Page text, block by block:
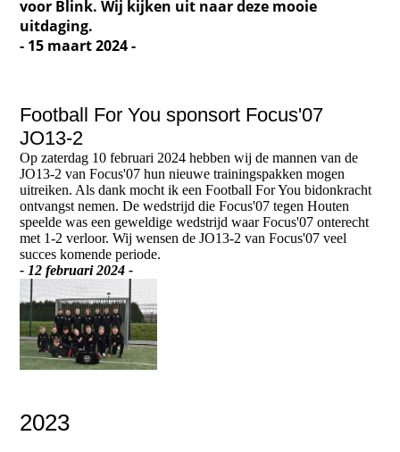
voor Blink. Wij kijken uit naar deze mooie
uitdaging.
- 15 maart 2024 -
Football For You sponsort Focus'07
JO13-2
Op zaterdag 10 februari 2024 hebben wij de mannen van de
JO13-2 van Focus'07 hun nieuwe trainingspakken mogen
uitreiken. Als dank mocht ik een Football For You bidonkracht
ontvangst nemen. De wedstrijd die Focus'07 tegen Houten
speelde was een geweldige wedstrijd waar Focus'07 onterecht
met 1-2 verloor. Wij wensen de JO13-2 van Focus'07 veel
succes komende periode.
- 12 februari 2024 -
2023